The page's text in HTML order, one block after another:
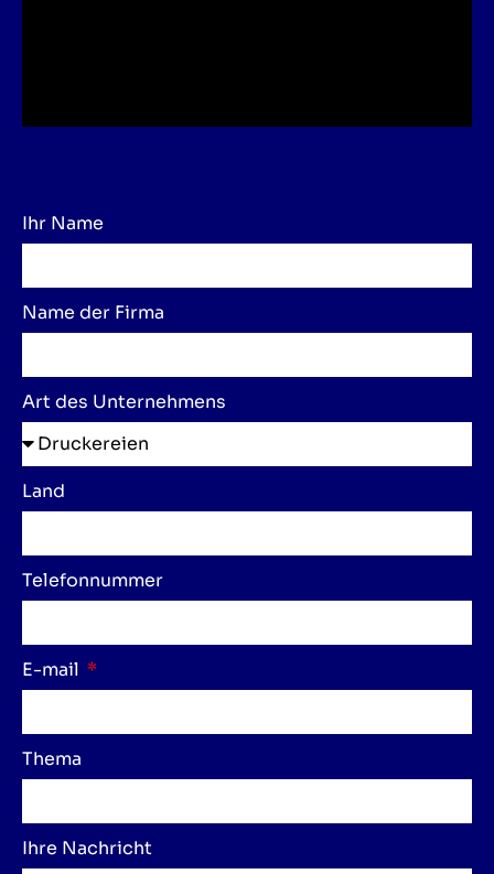
Ihr Name
Name der Firma
Art des Unternehmens
Land
Telefonnummer
E-mail
Thema
Ihre Nachricht